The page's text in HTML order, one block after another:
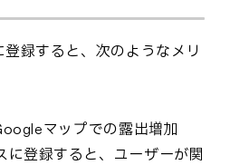
録すると、次のようなメリ
マップでの露出増加
登録すると、ユーザーが関